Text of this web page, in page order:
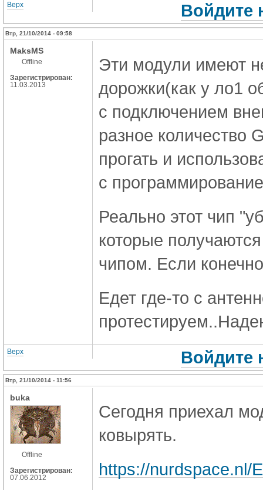
Верх Войдите
Втр, 21/10/2014 - 09:58
MaksMS
Offline
Зарегистрирован:
11.03.2013
Эти модули имеют
дорожки(как у ло1
с подключением
разное количество
прогать и
с
Реально этот чип
которые
чипом. Если
Едет где-то с
Верх Войдите
Втр, 21/10/2014 - 11:56
buka
Offline
Зарегистрирован:
07.06.2012
Сегодня приехал
ковырять.
https://nurdspace.nl/